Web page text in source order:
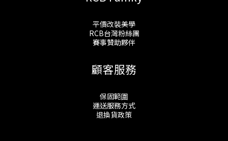
平價改裝美學
RCB台灣粉絲團
賽事贊助夥伴
顧客服務
保固範圍
運送服務方式
退換貨政策